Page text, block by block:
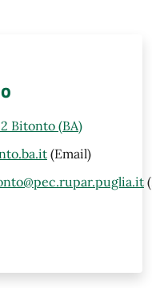
Bitonto (BA)
(Email)